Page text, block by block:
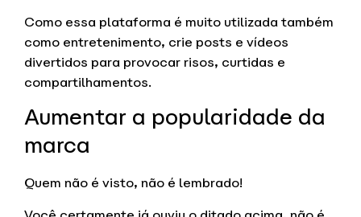
Como essa plataforma é muito utilizada também
como entretenimento, crie posts e vídeos
divertidos para provocar risos, curtidas e
compartilhamentos.
Aumentar a popularidade da
marca
Quem não é visto, não é lembrado!